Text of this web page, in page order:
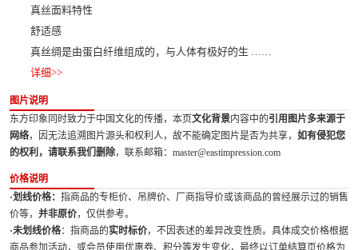
真丝面料特性
舒适感
真丝绸是由蛋白纤维组成的，与人体有极好的生 ……
详细>>
图片说明
东方印象同时致力于中国文化的传播，本页文化背景内容中的引用图片多来源于
网络，因无法追溯图片源头和权利人，故不能确定图片是否为共享， 如有侵犯您
的权利，请联系我们删除，联系邮箱：master@eastimpression.com
价格说明
·划线价格： 指商品的专柜价、吊牌价、厂商指导价或该商品的曾经展示过的销售
价等， 并非原价，仅供参考。
·未划线价格：指商品的实时标价，不因表述的差异改变性质。具体成交价格根据
商品参加活动，或会员使用优惠券、积分等发生变化，最终以订单结算页价格为